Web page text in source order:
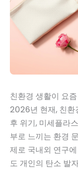
친환경 생활이 요
2026년 현재, 친환
후 위기, 미세플라
부로 느끼는 환경
제로 국내외 연구
도 개인의 탄소 발